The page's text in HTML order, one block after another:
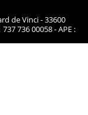
de Vinci - 33600
736 00058 - APE :